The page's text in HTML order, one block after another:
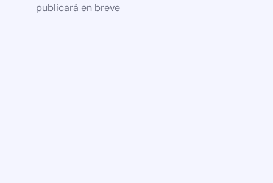
publicará en breve